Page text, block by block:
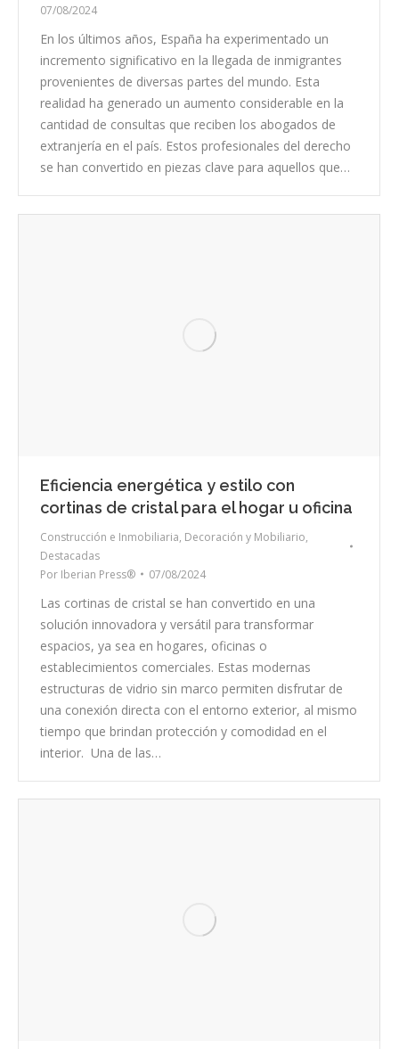
07/08/2024
En los últimos años, España ha experimentado un
incremento significativo en la llegada de inmigrantes
provenientes de diversas partes del mundo. Esta
realidad ha generado un aumento considerable en la
cantidad de consultas que reciben los abogados de
extranjería en el país. Estos profesionales del derecho
se han convertido en piezas clave para aquellos que…
Eficiencia energética y estilo con
cortinas de cristal para el hogar u oficina
Construcción e Inmobiliaria, Decoración y Mobiliario,
Destacadas
Por Iberian Press® 07/08/2024
Las cortinas de cristal se han convertido en una
solución innovadora y versátil para transformar
espacios, ya sea en hogares, oficinas o
establecimientos comerciales. Estas modernas
estructuras de vidrio sin marco permiten disfrutar de
una conexión directa con el entorno exterior, al mismo
tiempo que brindan protección y comodidad en el
interior. Una de las…